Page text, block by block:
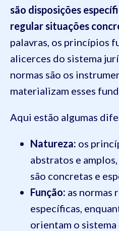
são disposições
regular situações
palavras, os princípios
alicerces do sistema
normas são os
materializam esses
Aqui estão algumas
Natureza: os
abstratos e
são concretas e
Função: as normas
específicas,
orientam o